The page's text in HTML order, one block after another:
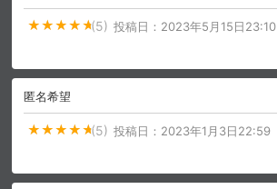
(5) 投稿日： 2023年5月15日23:10
匿名希望
(5) 投稿日： 2023年1月3日22:59